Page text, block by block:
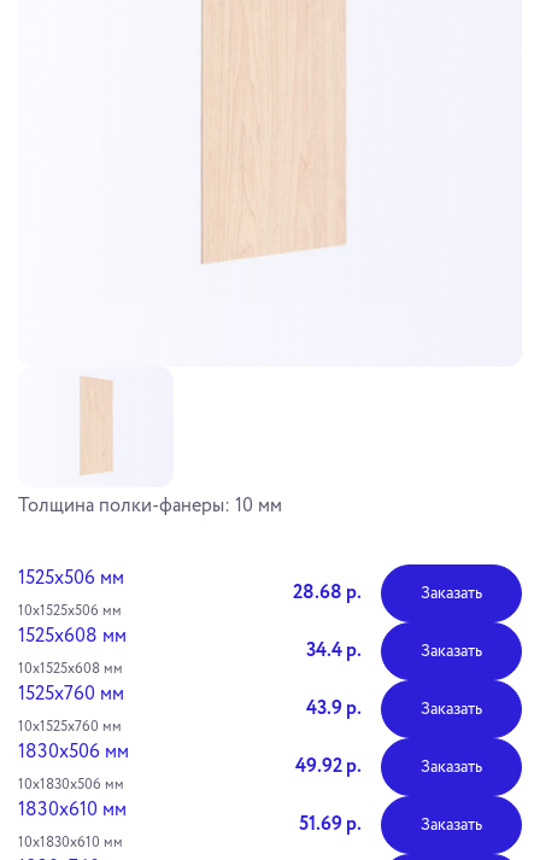
Толщина полки-фанеры: 10 мм
1525х506 мм
10х1525х506 мм
28.68 р. Заказать
1525х608 мм
10х1525х608 мм
34.4 р. Заказать
1525х760 мм
10х1525х760 мм
43.9 р. Заказать
1830х506 мм
10х1830х506 мм
49.92 р. Заказать
1830х610 мм
10х1830х610 мм
51.69 р. Заказать